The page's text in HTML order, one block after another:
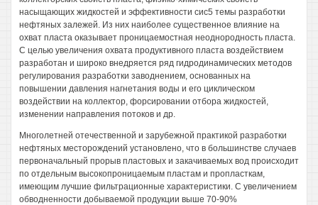
насыщающих жидкостей и эффективности сис5 темы разработки
нефтяных залежей. Из них наиболее существенное влияние на
охват пласта оказывает проницаемостная неоднородность пласта.
С целью увеличения охвата продуктивного пласта воздействием
разработан и широко внедряется ряд гидродинамических методов
регулирования разработки заводнением, основанных на
повышении давления нагнетания воды и его циклическом
воздействии на коллектор, форсировании отбора жидкостей,
изменении направления потоков и др.
Многолетней отечественной и зарубежной практикой разработки
нефтяных месторождений установлено, что в большинстве случаев
первоначальный прорыв пластовых и закачиваемых вод происходит
по отдельным высокопроницаемым пластам и пропласткам,
имеющим лучшие фильтрационные характеристики. С увеличением
обводненности добываемой продукции выше 70-90%